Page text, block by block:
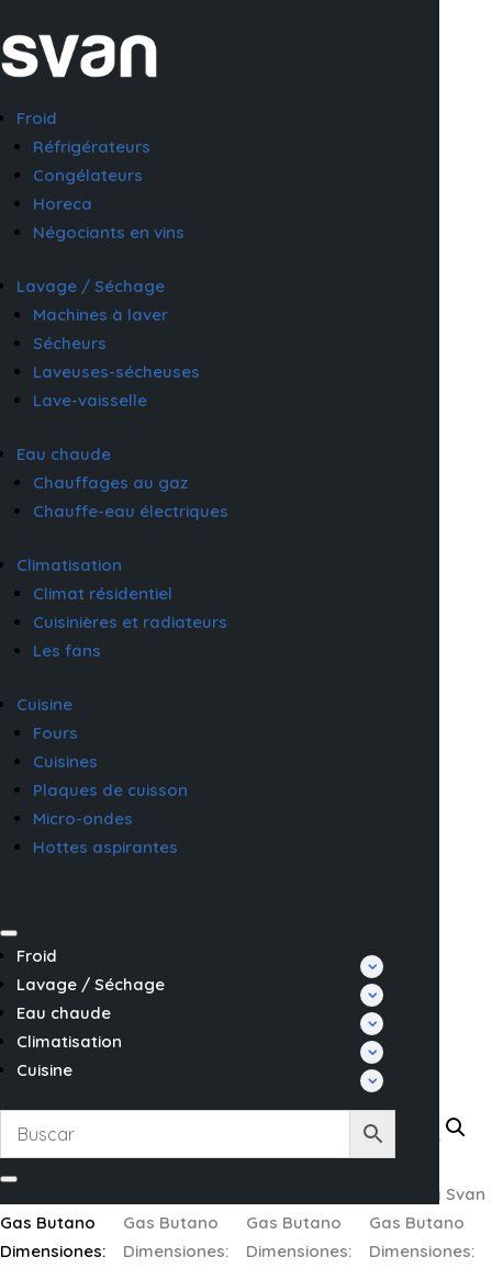
Froid
Réfrigérateurs
Congélateurs
Horeca
Négociants en vins
Lavage / Séchage
Machines à laver
Sécheurs
Laveuses-sécheuses
Lave-vaisselle
Eau chaude
Chauffages au gaz
Chauffe-eau électriques
Climatisation
Climat résidentiel
Cuisinières et radiateurs
Les fans
Cuisine
Fours
Cuisines
Plaques de cuisson
Micro-ondes
Hottes aspirantes
Froid
Lavage / Séchage
Eau chaude
Climatisation
Cuisine